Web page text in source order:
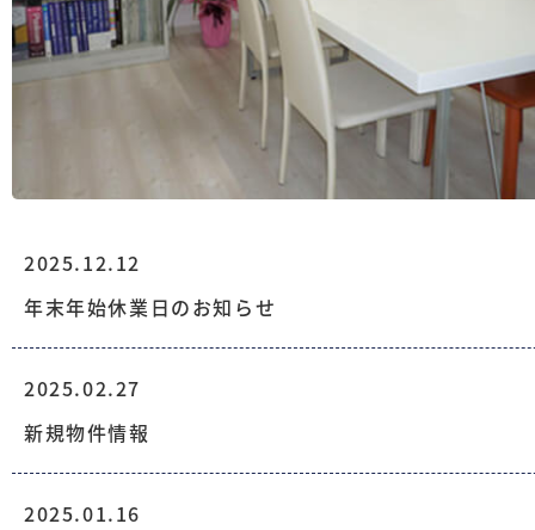
2025.12.12
年末年始休業日のお知らせ
2025.02.27
新規物件情報
2025.01.16